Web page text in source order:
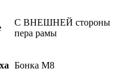
С ВНЕШНЕЙ стороны
пера рамы
Бонка M8